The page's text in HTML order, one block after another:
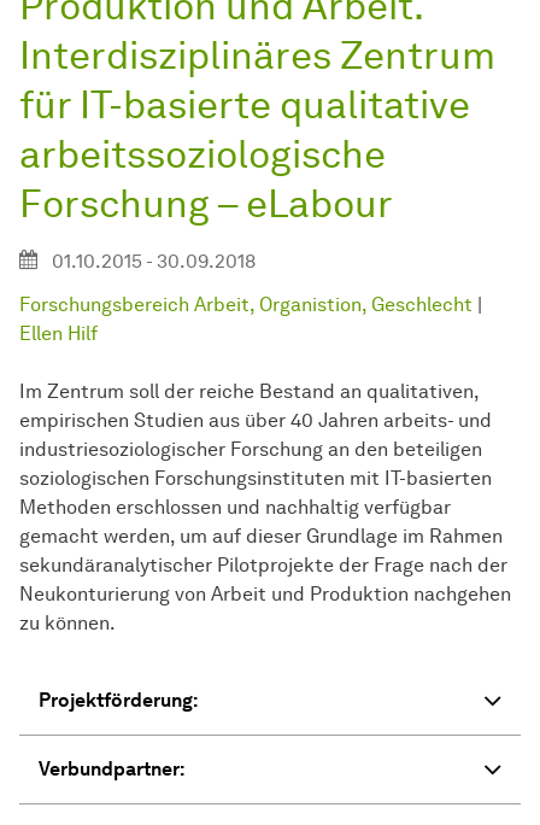
Interdisziplinäres Zentrum
für IT-basierte qualitative
arbeitssoziologische
Forschung – eLabour
01.10.2015 - 30.09.2018
Forschungsbereich Arbeit, Organistion, Geschlecht |
Ellen Hilf
Im Zentrum soll der reiche Bestand an qualitativen,
empirischen Studien aus über 40 Jahren arbeits- und
industriesoziologischer Forschung an den beteiligen
soziologischen Forschungsinstituten mit IT-basierten
Methoden erschlossen und nachhaltig verfügbar
gemacht werden, um auf dieser Grundlage im Rahmen
sekundäranalytischer Pilotprojekte der Frage nach der
Neukonturierung von Arbeit und Produktion nachgehen
zu können.
Projektförderung:
Verbundpartner: